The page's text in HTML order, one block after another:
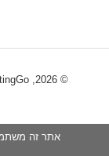
© 2026, TurDatingGo |
אתר זה